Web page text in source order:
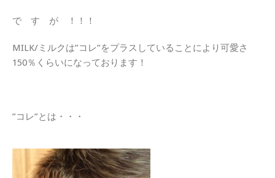
で す が ！！！
MILK/ミルクは”コレ”をプラスしていることにより可愛さ
150％くらいになっております！
”コレ”とは・・・